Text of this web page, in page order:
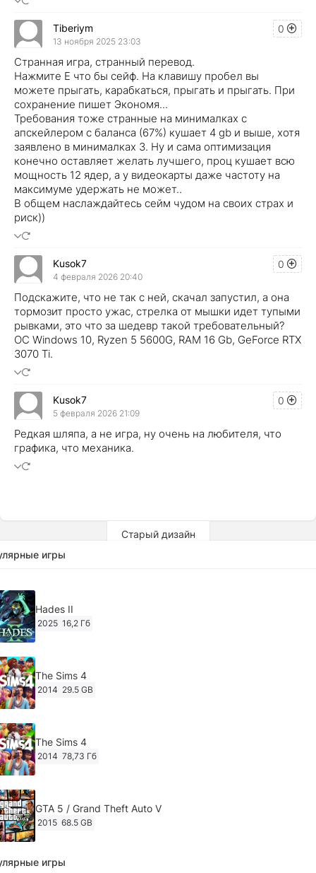
0
Tiberiym
13 ноября 2025 23:03
Странная игра, странный перевод.
Нажмите Е что бы сейф. На клавишу пробел вы
можете прыгать, карабкаться, прыгать и прыгать. При
сохранение пишет Экономя...
Требования тоже странные на минималках с
апскейлером с баланса (67%) кушает 4 gb и выше, хотя
заявлено в минималках 3. Ну и сама оптимизация
конечно оставляет желать лучшего, проц кушает всю
мощность 12 ядер, а у видеокарты даже частоту на
максимуме удержать не может..
В общем наслаждайтесь сейм чудом на своих страх и
риск))
0
Kusok7
4 февраля 2026 20:40
Подскажите, что не так с ней, скачал запустил, а она
тормозит просто ужас, стрелка от мышки идет тупыми
рывками, это что за шедевр такой требовательный?
ОС Windows 10, Ryzen 5 5600G, RAM 16 Gb, GeForce RTX
3070 Ti.
0
Kusok7
5 февраля 2026 21:09
Редкая шляпа, а не игра, ну очень на любителя, что
графика, что механика.
Старый дизайн
игры
Hades II
2025 16,2 Гб
The Sims 4
2014 29.5 GB
The Sims 4
2014 78,73 Гб
GTA 5 / Grand Theft Auto V
2015 68.5 GB
Ghost of Tsushima: Director's Cut v.1053.8.1023.1614
игры